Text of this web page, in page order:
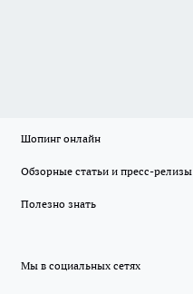
Шопинг онлайн
Обзорные статьи и пресс-релизы
Полезно знать
Мы в социальных сетях